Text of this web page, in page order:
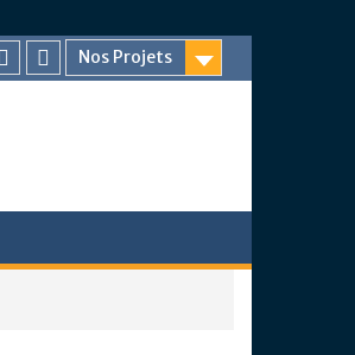
Nos Projets
Facebook
Chaîne